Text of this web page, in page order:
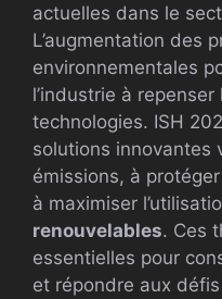
actuelles dans le
L’augmentation des
environnementales
l’industrie à
technologies. ISH
solutions innovantes
émissions, à
à maximiser
renouvelables. Ces
essentielles pour
et répondre aux